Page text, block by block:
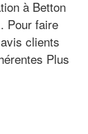
à Betton
Pour faire
clients
Plus